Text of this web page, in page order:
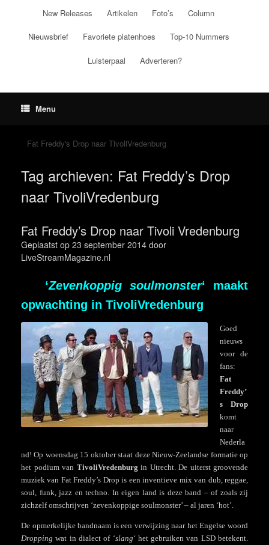
New Releases Artikelen Foto’s Column
Nieuwsbrief Favoriete platenhoes Top-10 Nummers
Luisterpaal Adverteren?
Menu
Fat Freddy's Drop naar TivoliVredenburg
Tag archieven: Fat Freddy’s Drop
naar TivoliVredenburg
Fat Freddy’s Drop naar Tivoli Vredenburg
Geplaatst op 23 september 2014 door
LiveStreamMagazine.nl
‘Zevenkoppig soulmonster‘ maakt
opwachting in TivoliVredenburg
Goed
nieuws
voor de
fans:
Fat
Freddy’
s Drop
komt
naar
Nederla
nd! Op woensdag 15 oktober staat deze Nieuw-Zeelandse formatie op
het podium van TivoliVredenburg in Utrecht. De uiterst groovende
muziek van Fat Freddy’s Drop is een inventieve mix van dub, reggae,
soul, funk, jazz en techno. In eigen land is deze band – of zoals zij
zichzelf omschrijven ‘zevenkoppige soulmonster’ – al jaren ‘hot’.
De opmerkelijke bandnaam is een verwijzing naar het Engelse woord
Dropping wat in dialect of ‘slang‘ het gebruiken van LSD betekent.